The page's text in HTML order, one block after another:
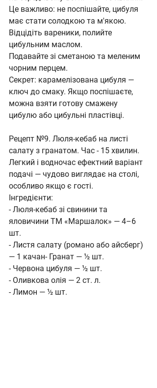
Це важливо: не поспішайте, цибуля
має стати солодкою та м'якою.
Відцідіть вареники, полийте
цибульним маслом.
Подавайте зі сметаною та меленим
чорним перцем.
Секрет: карамелізована цибуля —
ключ до смаку. Якщо поспішаєте,
можна взяти готову смажену
цибулю або цибульні пластівці.
Рецепт №9. Люля-кебаб на листі
салату з гранатом. Час - 15 хвилин.
Легкий і водночас ефектний варіант
подачі — чудово виглядає на столі,
особливо якщо є гості.
Інгредієнти:
- Люля-кебаб зі свинини та
яловичини ТМ «Маршалок» — 4–6
шт.
- Листя салату (романо або айсберг)
— 1 качан- Гранат — ½ шт.
- Червона цибуля — ½ шт.
- Оливкова олія — 2 ст. л.
- Лимон — ½ шт.